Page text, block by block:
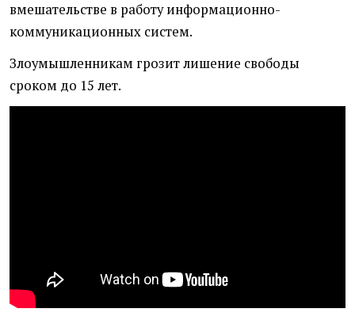
вмешательстве в работу информационно-
коммуникационных систем.
Злоумышленникам грозит лишение свободы
сроком до 15 лет.